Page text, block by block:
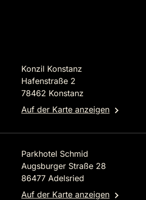
Konzil Konstanz
Hafenstraße 2
78462 Konstanz
Auf der Karte anzeigen
Parkhotel Schmid
Augsburger Straße 28
86477 Adelsried
Auf der Karte anzeigen